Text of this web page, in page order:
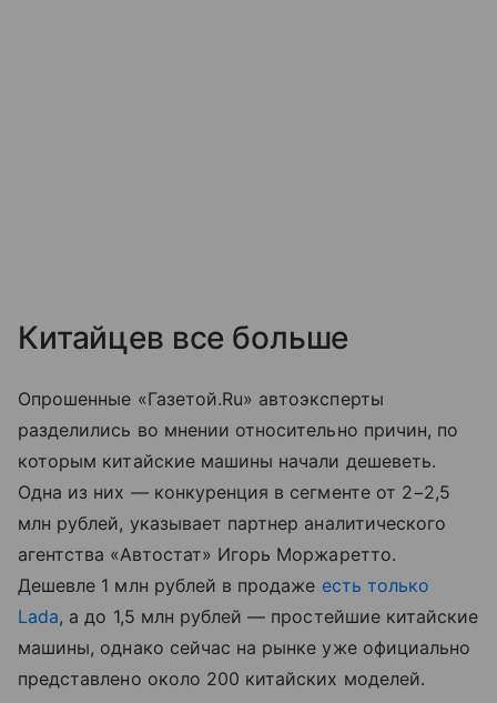
Китайцев все больше
Опрошенные «Газетой.Ru» автоэксперты
разделились во мнении относительно причин, по
которым китайские машины начали дешеветь.
Одна из них — конкуренция в сегменте от 2−2,5
млн рублей, указывает партнер аналитического
агентства «Автостат» Игорь Моржаретто.
Дешевле 1 млн рублей в продаже есть только
Lada, а до 1,5 млн рублей — простейшие китайские
машины, однако сейчас на рынке уже официально
представлено около 200 китайских моделей.